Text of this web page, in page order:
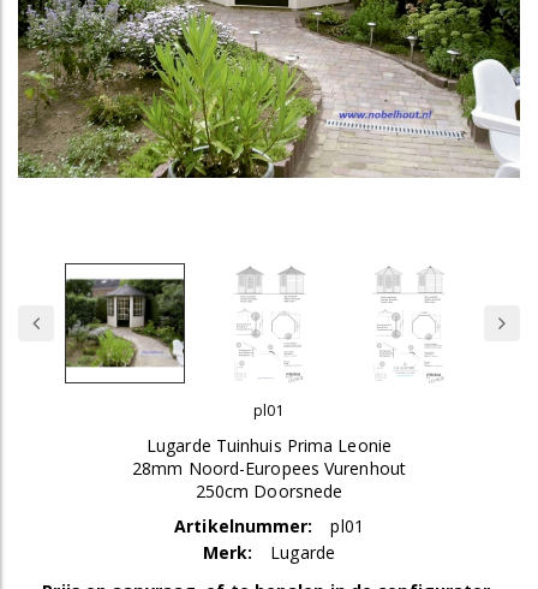
pl01
Lugarde Tuinhuis Prima Leonie
28mm Noord-Europees Vurenhout
250cm Doorsnede
Artikelnummer:
pl01
Merk:
Lugarde